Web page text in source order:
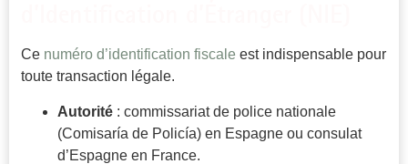
Ce numéro d’identification fiscale est indispensable pour
toute transaction légale.
Autorité : commissariat de police nationale
(Comisaría de Policía) en Espagne ou consulat
d’Espagne en France.